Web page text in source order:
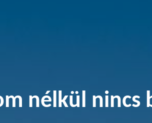
nélkül nincs